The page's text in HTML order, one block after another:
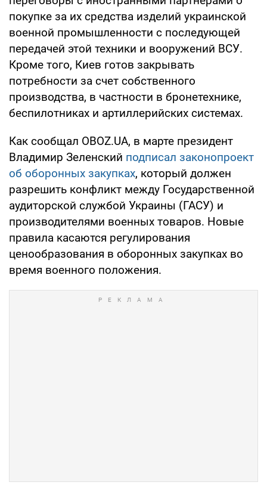
покупке за их средства изделий украинской
военной промышленности с последующей
передачей этой техники и вооружений ВСУ.
Кроме того, Киев готов закрывать
потребности за счет собственного
производства, в частности в бронетехнике,
беспилотниках и артиллерийских системах.
Как сообщал OBOZ.UA, в марте президент
Владимир Зеленский подписал законопроект
об оборонных закупках, который должен
разрешить конфликт между Государственной
аудиторской службой Украины (ГАСУ) и
производителями военных товаров. Новые
правила касаются регулирования
ценообразования в оборонных закупках во
время военного положения.